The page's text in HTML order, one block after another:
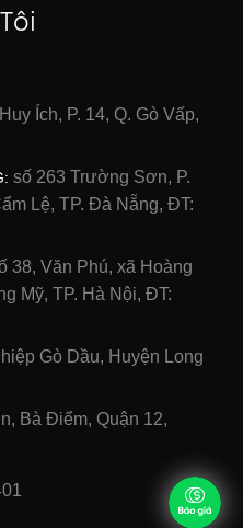
Ích, P. 14, Q. Gò Vấp,
số 263 Trường Sơn, P.
Lệ, TP. Đà Nẵng, ĐT:
38, Văn Phú, xã Hoàng
Mỹ, TP. Hà Nội, ĐT:
Gò Dầu, Huyện Long
Bà Điểm, Quận 12,